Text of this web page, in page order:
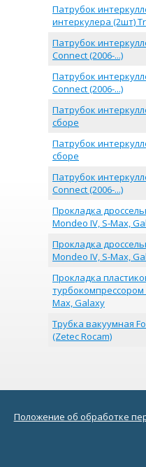
Патрубок
интеркулера (2шт)
Патрубок
Connect (2006-...)
Патрубок
Connect (2006-...)
Патрубок
сборе
Патрубок
сборе
Патрубок
Connect (2006-...)
Прокладка
Mondeo IV, S-Max,
Прокладка
Mondeo IV, S-Max,
Прокладка
турбокомпрессором
Max, Galaxy
Трубка вакуумная
(Zetec Rocam)
Положение об обработке